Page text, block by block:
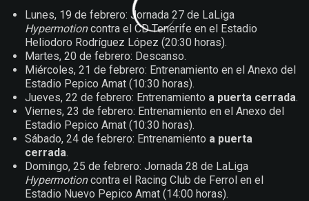
Lunes, 19 de febrero: Jornada 27 de LaLiga
Hypermotioncontra el CD Tenerife en el Estadio
Heliodoro Rodríguez López (20:30 horas).
Martes, 20 de febrero: Descanso.
Miércoles, 21 de febrero: Entrenamiento en el Anexo del
Estadio Pepico Amat (10:30 horas).
Jueves, 22 de febrero: Entrenamiento a puerta cerrada.
Viernes, 23 de febrero: Entrenamiento en el Anexo del
Estadio Pepico Amat (10:30 horas).
Sábado, 24 de febrero: Entrenamiento a puerta
cerrada.
Domingo, 25 de febrero: Jornada 28 de LaLiga
Hypermotioncontra el Racing Club de Ferrol en el
Estadio Nuevo Pepico Amat (14:00 horas).